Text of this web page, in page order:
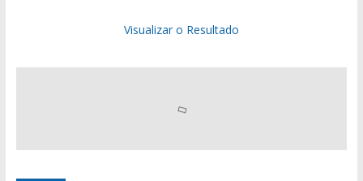
Visualizar o Resultado